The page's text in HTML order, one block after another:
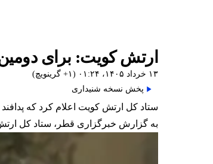
ارتش کویت: برای
۱۳ خرداد ۱۴۰۵، ۰۱:۲۴ (‎+۱ گرینویچ)
پخش نسخه شنیداری
ستاد کل ارتش کویت اعلام کرد که
به گزارش خبرگزاری قطر، ستاد کل